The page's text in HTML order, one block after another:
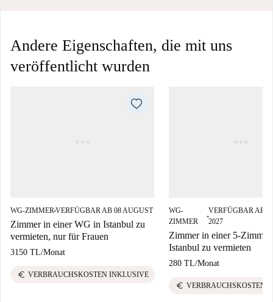
Andere Eigenschaften, die mit uns
veröffentlicht wurden
WG-ZIMMER■VERFÜGBAR AB 08 AUGUST
Zimmer in einer WG in Istanbul zu
vermieten, nur für Frauen
3150 TL/Monat
euro VERBRAUCHSKOSTEN INKLUSIVE
WG-
ZIMMER
■
VERFÜGBAR AB
2027
Zimmer in einer 5-
Istanbul zu vermieten
280 TL/Monat
euro VERBRAUCHSKOSTEN